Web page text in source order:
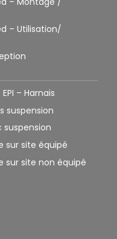
– Utilisation/
– Harnais
suspension
sur site équipé
sur site non équipé